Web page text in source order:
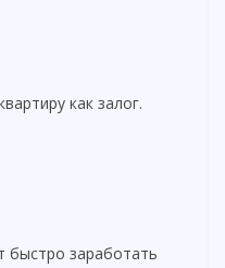
как залог.
заработать